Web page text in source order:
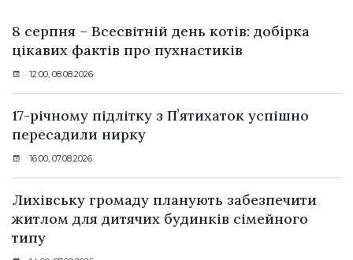
8 серпня – Всесвітній день котів: добірка
цікавих фактів про пухнастиків
12:00, 08.08.2026
17-річному підлітку з Пʼятихаток успішно
пересадили нирку
16:00, 07.08.2026
Лихівську громаду планують забезпечити
житлом для дитячих будинків сімейного
типу